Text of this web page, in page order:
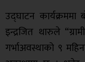
उद्घाटन कार्यक्रममा
इन्द्रजित थारुले
गर्भाअवस्थाको ९